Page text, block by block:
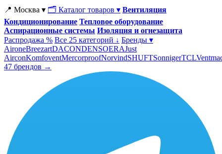
📍 Москва ▾ 🗂 Каталог товаров ▾ Вентиляция
Кондиционирование Тепловое оборудование
Аспирационные системы Изоляция и огнезащита
Распродажа % Все 25 категорий ↓ Бренды ▾
AironeBreezartDACONDENSOERAJust
AirconKomfoventMercorproofNorvindSHUFTSonnigerTCL
47 брендов →